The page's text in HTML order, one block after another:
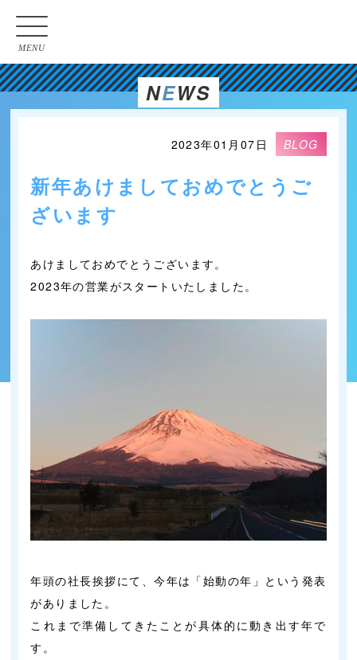
MENU
NEWS
2023年01月07日 BLOG
新年あけましておめでとうご
ざいます
あけましておめでとうございます。
2023年の営業がスタートいたしました。
年頭の社長挨拶にて、今年は「始動の年」という発表
がありました。
これまで準備してきたことが具体的に動き出す年で
す。